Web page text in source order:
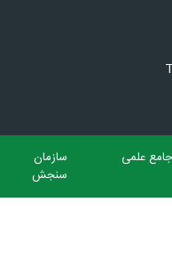
علمی
سازمان
سنجش